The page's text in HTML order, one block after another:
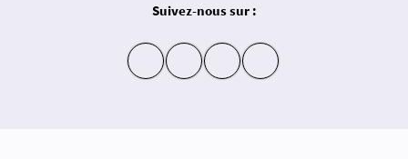
Suivez-nous sur :
insta fb yt in